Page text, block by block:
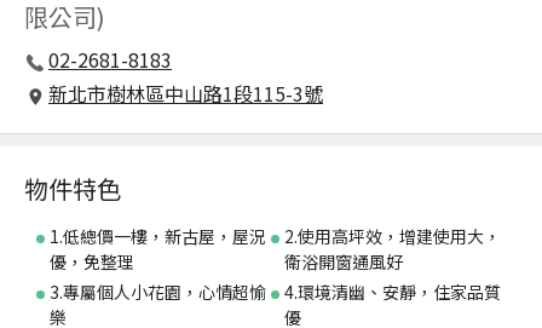
限公司)
02-2681-8183
新北市樹林區中山路1段115-3號
物件特色
1.低總價一樓，新古屋，屋況
優，免整理
2.使用高坪效，增建使用大，
衛浴開窗通風好
3.專屬個人小花園，心情超愉
樂
4.環境清幽、安靜，住家品質
優